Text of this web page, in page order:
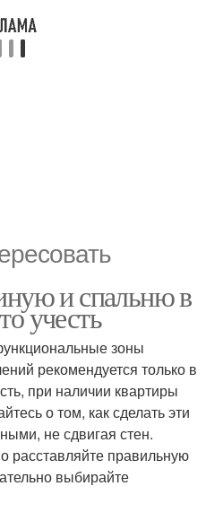
и спальню в
учесть
зоны
рекомендуется только в
при наличии квартиры
о том, как сделать эти
не сдвигая стен.
расставляйте правильную
выбирайте